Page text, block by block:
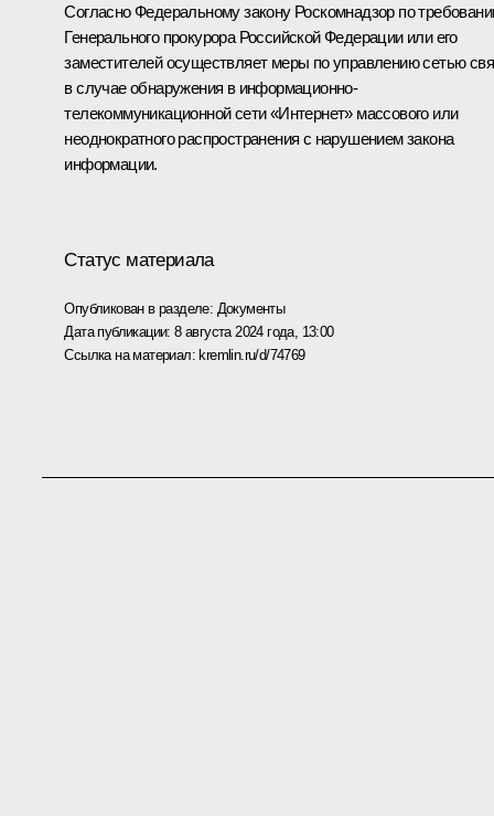
Согласно Федеральному закону Роскомнадзор по
Генерального прокурора Российской Федерации или его
заместителей осуществляет меры по управлению сетью
в случае обнаружения в информационно-
телекоммуникационной сети «Интернет» массового или
неоднократного распространения с нарушением закона
информации.
Статус материала
Опубликован в разделе: Документы
Дата публикации:8 августа 2024 года, 13:00
Ссылка на материал: kremlin.ru/d/74769